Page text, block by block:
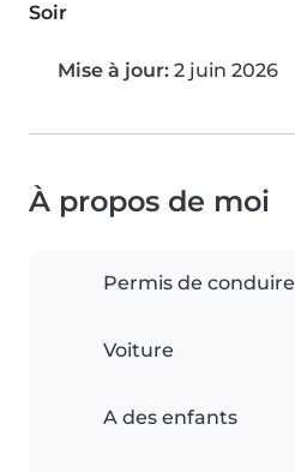
Soir
Mise à jour: 2 juin 2026
À propos de moi
Permis de conduire
Voiture
A des enfants